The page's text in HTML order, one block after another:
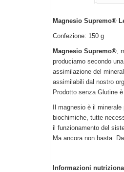
Magnesio Supremo®
Confezione: 150 g
Magnesio Supremo®,
produciamo secondo
assimilazione del
assimilabili dal nostro
Prodotto senza Glutine
Il magnesio è il
biochimiche, tutte
il funzionamento del
Ma ancora non basta.
Informazioni